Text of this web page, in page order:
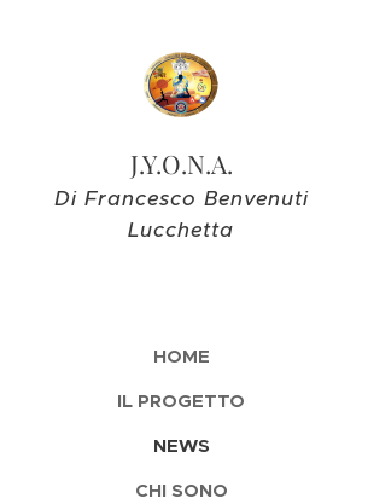
J.Y.O.N.A.
Di Francesco Benvenuti
Lucchetta
HOME
IL PROGETTO
NEWS
CHI SONO